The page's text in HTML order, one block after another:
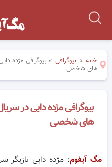
خانه » بیوگرافی » بیوگرافی مژده
های شخصی
بیوگرافی مژده دایی در
های شخصی
مگ آیفوم: مژده دایی بازیگر